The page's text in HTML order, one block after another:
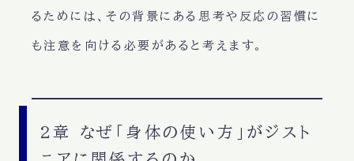
るためには、その背景にある思考や反応の習慣に
も注意を向ける必要があると考えます。
2章 なぜ「身体の使い方」がジスト